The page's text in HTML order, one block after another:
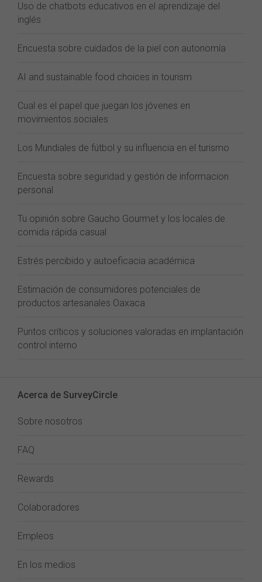
Uso de chatbots educativos en el aprendizaje del
inglés
Encuesta sobre cuidados de la piel con autonomía
AI and sustainable food choices in tourism
Cual es el papel que juegan los jóvenes en
movimientos sociales
Los Mundiales de fútbol y su influencia en el turismo
Encuesta sobre seguridad y gestión de informacion
personal
Tu opinión sobre Gaucho Gourmet y los locales de
comida rápida casual
Estrés percibido y autoeficacia académica
Estimación de consumidores potenciales de
productos artesanales Oaxaca
Puntos críticos y soluciones valoradas en implantación
control interno
Acerca de SurveyCircle
Sobre nosotros
FAQ
Rewards
Colaboradores
Empleos
En los medios